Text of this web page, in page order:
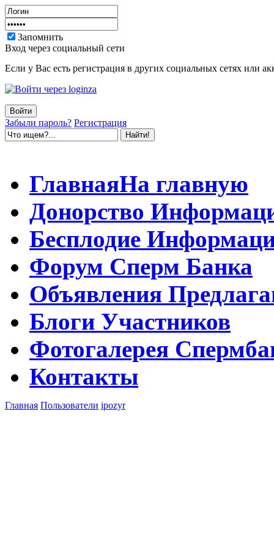
Запомнить
Вход через социальный сети
Если у Вас есть регистрация в других социальных сетях или
Забыли пароль? Регистрация
ГлавнаяНа главную
Донорство
Бесплодие
Форум Сперм Банка
Объявления
Блоги Участников
Фотогалерея
Контакты
Главная Пользователи ipozyr